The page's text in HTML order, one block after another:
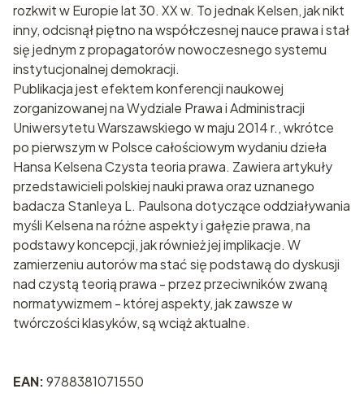
rozkwit w Europie lat 30. XX w. To jednak Kelsen, jak nikt
inny, odcisnął piętno na współczesnej nauce prawa i stał
się jednym z propagatorów nowoczesnego systemu
instytucjonalnej demokracji.
Publikacja jest efektem konferencji naukowej
zorganizowanej na Wydziale Prawa i Administracji
Uniwersytetu Warszawskiego w maju 2014 r., wkrótce
po pierwszym w Polsce całościowym wydaniu dzieła
Hansa Kelsena Czysta teoria prawa. Zawiera artykuły
przedstawicieli polskiej nauki prawa oraz uznanego
badacza Stanleya L. Paulsona dotyczące oddziaływania
myśli Kelsena na różne aspekty i gałęzie prawa, na
podstawy koncepcji, jak również jej implikacje. W
zamierzeniu autorów ma stać się podstawą do dyskusji
nad czystą teorią prawa - przez przeciwników zwaną
normatywizmem - której aspekty, jak zawsze w
twórczości klasyków, są wciąż aktualne.
EAN:9788381071550